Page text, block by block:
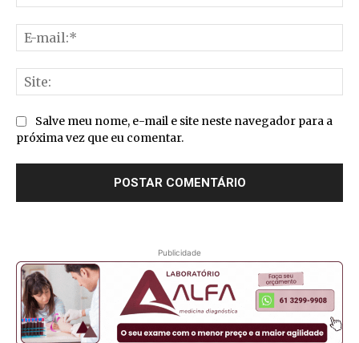
Salve meu nome, e-mail e site neste navegador para a
próxima vez que eu comentar.
Publicidade